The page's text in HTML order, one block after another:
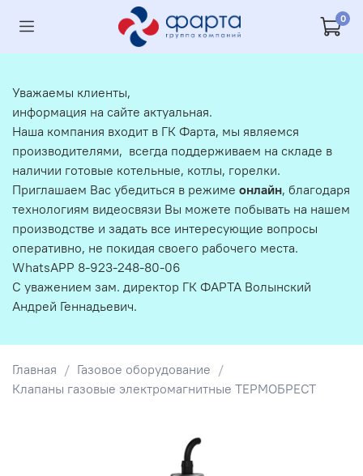
0
Главная
Газовое оборудование
Клапаны газовые электромагнитные ТЕРМОБРЕСТ
Уважаемы клиенты,
информация на сайте актуальная.
Наша компания входит в ГК Фарта, мы являемся
производителями, всегда поддерживаем на складе в
наличии готовые котельные, котлы, горелки.
Приглашаем Вас убедиться в режиме онлайн, благодаря
технологиям видеосвязи Вы можете побывать на нашем
производстве и задать все интересующие вопросы
оперативно, не покидая своего рабочего места.
WhatsAPP 8-923-248-80-06
С уважением зам. директор ГК ФАРТА Волынский
Андрей Геннадьевич.